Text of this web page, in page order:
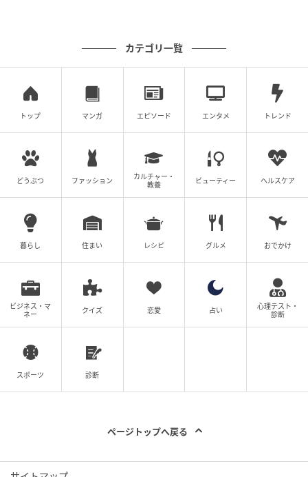
＜写真＞張り地は「サンゲツ」の“UP5715”
Hearst Owned
＜写真＞天蓋は「フジエテキスタイル」の“ヤクモ”
Hearst Owned
カテゴリ一覧
トップ マンガ エピソード エンタメ トレンド
どうぶつ ファッション
カルチャー・
教養
ビューティー ヘルスケア
暮らし 住まい レシピ グルメ おでかけ
ビジネス・マ
ネー
クイズ 恋愛 占い
心理テスト・
診断
スポーツ 診断
ページトップへ戻る